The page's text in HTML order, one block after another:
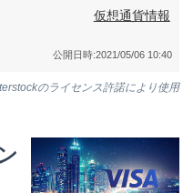
仮想通貨情報
公開日時:2021/05/06 10:40
のライセンス許諾により使用